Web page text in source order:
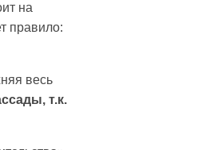
на
правило:
весь
т.к.